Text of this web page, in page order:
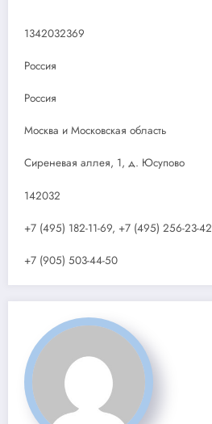
1342032369
Россия
Россия
Москва и Московская область
Сиреневая аллея, 1, д. Юсупово
142032
+7 (495) 182-11-69, +7 (495) 256-23-42
+7 (905) 503-44-50